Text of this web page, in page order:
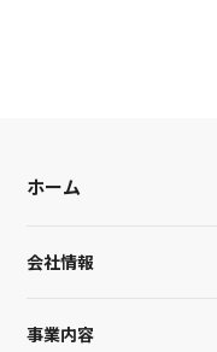
ホーム
会社情報
事業内容